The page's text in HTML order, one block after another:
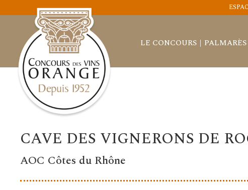
LE CONCOURS PALMARÈS
CAVE DES VIGNERONS DE
AOC Côtes du Rhône